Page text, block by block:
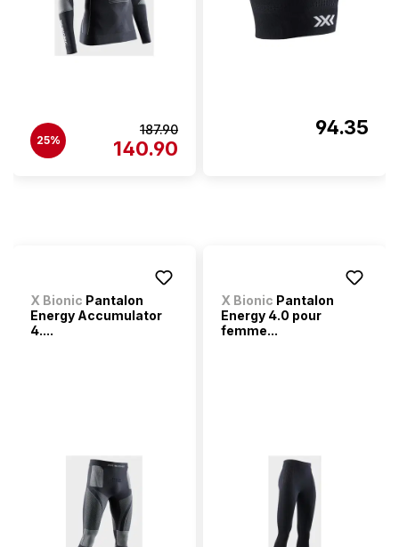
25%
187.90
140.90
94.35
X Bionic Pantalon
Energy Accumulator
4....
X Bionic Pantalon
Energy 4.0 pour
femme...